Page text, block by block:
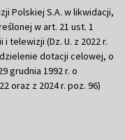
Polskiej S.A. w likwidacji,
w art. 21 ust. 1
telewizji (Dz. U. z 2022 r.
dotacji celowej, o
grudnia 1992 r. o
oraz z 2024 r. poz. 96)